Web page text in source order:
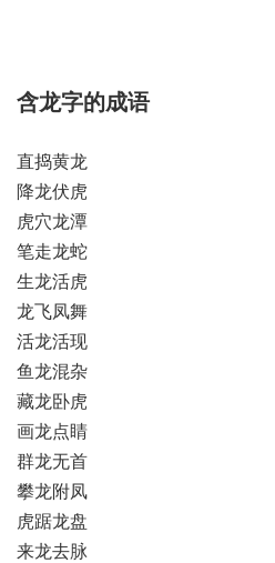
含龙字的成语
直捣黄龙
降龙伏虎
虎穴龙潭
笔走龙蛇
生龙活虎
龙飞凤舞
活龙活现
鱼龙混杂
藏龙卧虎
画龙点睛
群龙无首
攀龙附凤
虎踞龙盘
来龙去脉